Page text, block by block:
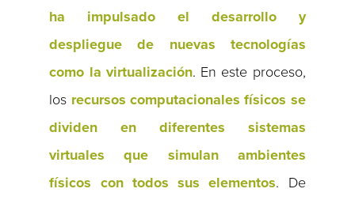
ha impulsado el desarrollo y
despliegue de nuevas tecnologías
como la virtualización. En este proceso,
los recursos computacionales físicos se
dividen en diferentes sistemas
virtuales que simulan ambientes
físicos con todos sus elementos. De